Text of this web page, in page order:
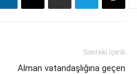
Sonraki İçerik
Alman vatandaşlığına geçen